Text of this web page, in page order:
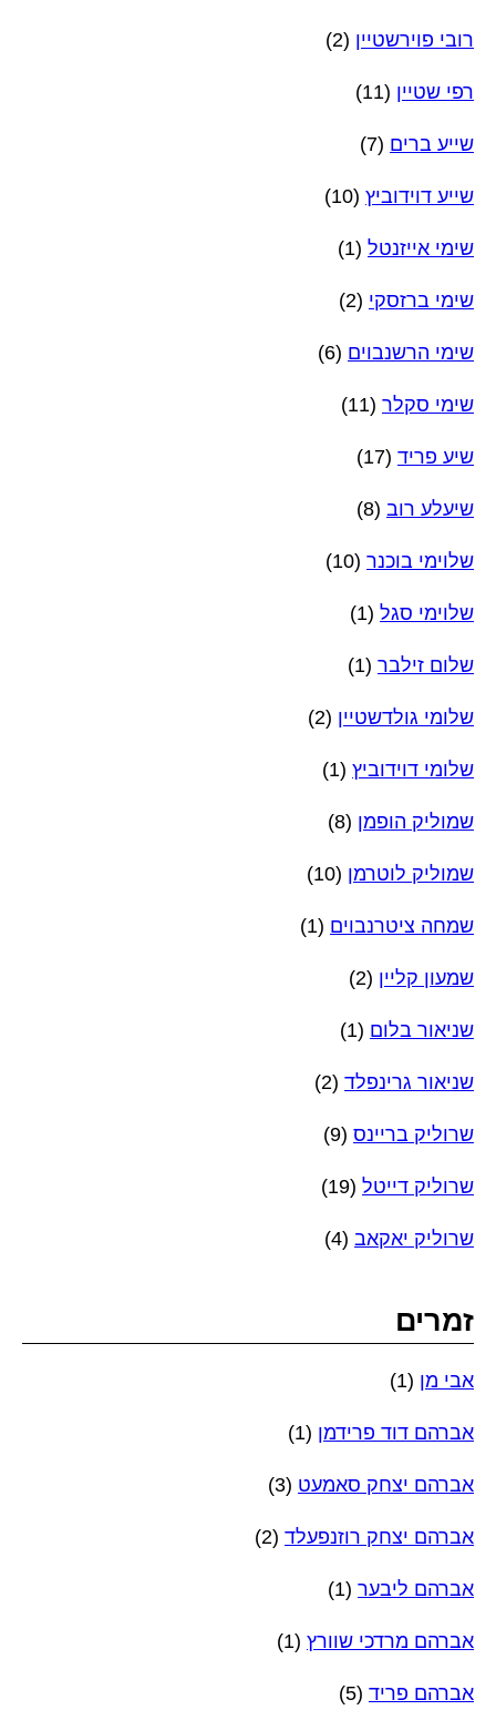
רובי פוירשטיין (2)
רפי שטיין (11)
שייע ברים (7)
שייע דוידוביץ (10)
שימי אייזנטל (1)
שימי ברזסקי (2)
שימי הרשנבוים (6)
שימי סקלר (11)
שיע פריד (17)
שיעלע רוב (8)
שלוימי בוכנר (10)
שלוימי סגל (1)
שלום זילבר (1)
שלומי גולדשטיין (2)
שלומי דוידוביץ (1)
שמוליק הופמן (8)
שמוליק לוטרמן (10)
שמחה ציטרנבוים (1)
שמעון קליין (2)
שניאור בלום (1)
שניאור גרינפלד (2)
שרוליק בריינס (9)
שרוליק דייטל (19)
שרוליק יאקאב (4)
זמרים
אבי מן (1)
אברהם דוד פרידמן (1)
אברהם יצחק סאמעט (3)
אברהם יצחק רוזנפעלד (2)
אברהם ליבער (1)
אברהם מרדכי שוורץ (1)
אברהם פריד (5)